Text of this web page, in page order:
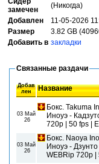
замечен
(Никогда)
Добавлен
11-05-2026
Размер
3.82 GB
Добавить в закладки
Связанные раздачи
Добав
лен
Название
03 Май
26
Бокс. Takuma
Иноуэ -
720р | 50 fps |
03 Май
26
Бокс. Naoya
Иноуэ -
WEBRip 720р |